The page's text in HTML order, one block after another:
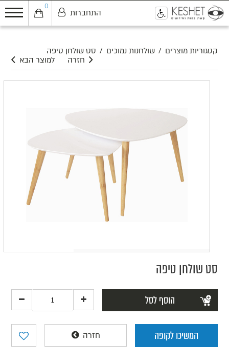
0
התחברות
קטגוריות מוצרים / שולחנות נמוכים / סט שולחן טיפה
למוצר הבא
חזרה
סט שולחן טיפה
הוסף לסל
המשיכו לקופה חזרה